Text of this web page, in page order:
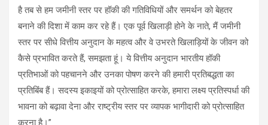
है तब से हम जमीनी स्तर पर हॉकी की गतिविधियों और समर्थन को बेहतर
बनाने की दिशा में काम कर रहे हैं। एक पूर्व खिलाड़ी होने के नाते, मैं जमीनी
स्तर पर सीधे वित्तीय अनुदान के महत्व और वे उभरते खिलाड़ियों के जीवन को
कैसे प्रभावित करते हैं, समझता हूं। ये वित्तीय अनुदान भारतीय हॉकी
प्रतिभाओं को पहचानने और उनका पोषण करने की हमारी प्रतिबद्धता का
प्रतिबिंब हैं। सदस्य इकाइयों को प्रोत्साहित करके, हमारा लक्ष्य प्रतिस्पर्धा की
भावना को बढ़ावा देना और राष्ट्रीय स्तर पर व्यापक भागीदारी को प्रोत्साहित
करना है।”